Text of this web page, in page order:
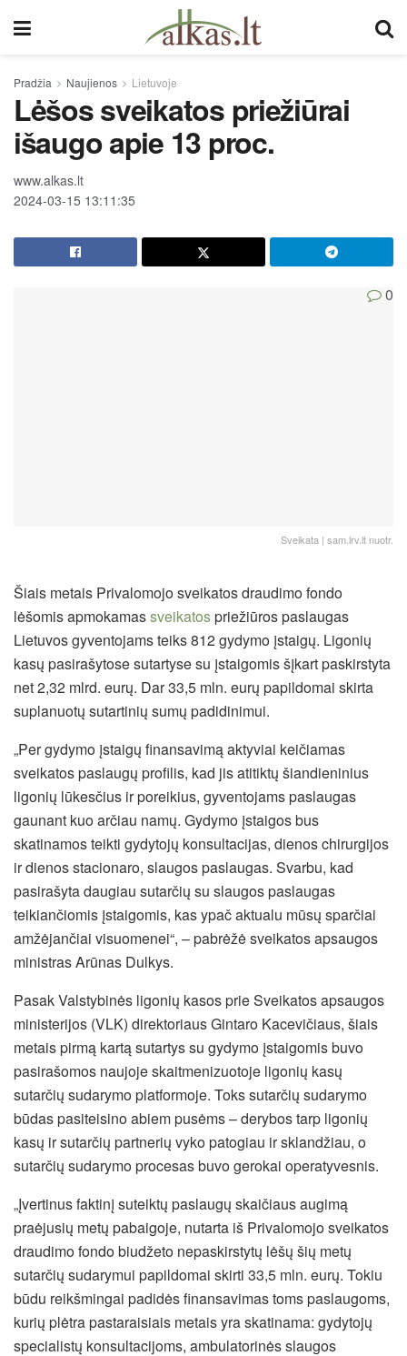
Pradžia Naujienos Lietuvoje
Lėšos sveikatos priežiūrai
išaugo apie 13 proc.
www.alkas.lt
2024-03-15 13:11:35
0
Sveikata | sam.lrv.lt nuotr.
Šiais metais Privalomojo sveikatos draudimo fondo
lėšomis apmokamassveikatospriežiūros paslaugas
Lietuvos gyventojams teiks 812 gydymo įstaigų. Ligonių
kasų pasirašytose sutartyse su įstaigomis šįkart paskirstyta
net 2,32 mlrd. eurų. Dar 33,5 mln. eurų papildomai skirta
suplanuotų sutartinių sumų padidinimui.
„Per gydymo įstaigų finansavimą aktyviai keičiamas
sveikatos paslaugų profilis, kad jis atitiktų šiandieninius
ligonių lūkesčius ir poreikius, gyventojams paslaugas
gaunant kuo arčiau namų. Gydymo įstaigos bus
skatinamos teikti gydytojų konsultacijas, dienos chirurgijos
ir dienos stacionaro, slaugos paslaugas. Svarbu, kad
pasirašyta daugiau sutarčių su slaugos paslaugas
teikiančiomis įstaigomis, kas ypač aktualu mūsų sparčiai
amžėjančiai visuomenei“, – pabrėžė sveikatos apsaugos
ministras Arūnas Dulkys.
Pasak Valstybinės ligonių kasos prie Sveikatos apsaugos
ministerijos (VLK) direktoriaus Gintaro Kacevičiaus, šiais
metais pirmą kartą sutartys su gydymo įstaigomis buvo
pasirašomos naujoje skaitmenizuotoje ligonių kasų
sutarčių sudarymo platformoje. Toks sutarčių sudarymo
būdas pasiteisino abiem pusėms – derybos tarp ligonių
kasų ir sutarčių partnerių vyko patogiau ir sklandžiau, o
sutarčių sudarymo procesas buvo gerokai operatyvesnis.
„Įvertinus faktinį suteiktų paslaugų skaičiaus augimą
praėjusių metų pabaigoje, nutarta iš Privalomojo sveikatos
draudimo fondo biudžeto nepaskirstytų lėšų šių metų
sutarčių sudarymui papildomai skirti 33,5 mln. eurų. Tokiu
būdu reikšmingai padidės finansavimas toms paslaugoms,
kurių plėtra pastaraisiais metais yra skatinama: gydytojų
specialistų konsultacijoms, ambulatorinės slaugos